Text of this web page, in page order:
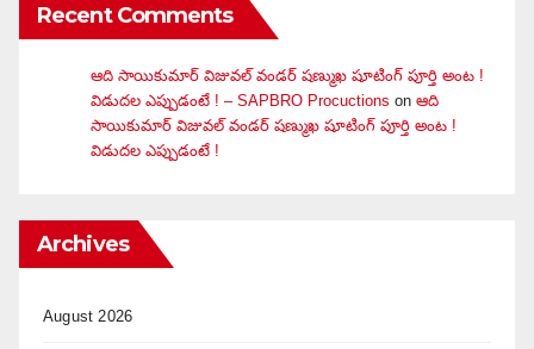
Recent Comments
ఆది సాయికుమార్ విజువ‌ల్ వండ‌ర్ ష‌ణ్ముఖ షూటింగ్ పూర్తి అంట !
విడుదల ఎప్పుడంటే ! – SAPBRO Procuctions on ఆది
సాయికుమార్ విజువ‌ల్ వండ‌ర్ ష‌ణ్ముఖ షూటింగ్ పూర్తి అంట !
విడుదల ఎప్పుడంటే !
Archives
August 2026